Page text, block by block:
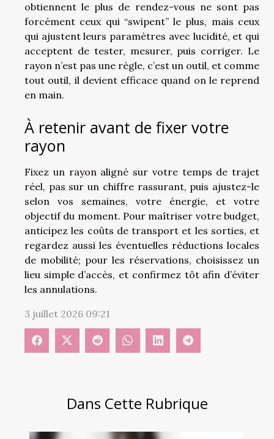
Dans Cette Rubrique
obtiennent le plus de rendez-vous ne sont pas
forcément ceux qui “swipent” le plus, mais ceux
qui ajustent leurs paramètres avec lucidité, et qui
acceptent de tester, mesurer, puis corriger. Le
rayon n’est pas une règle, c’est un outil, et comme
tout outil, il devient efficace quand on le reprend
en main.
À retenir avant de fixer votre
rayon
Fixez un rayon aligné sur votre temps de trajet
réel, pas sur un chiffre rassurant, puis ajustez-le
selon vos semaines, votre énergie, et votre
objectif du moment. Pour maîtriser votre budget,
anticipez les coûts de transport et les sorties, et
regardez aussi les éventuelles réductions locales
de mobilité; pour les réservations, choisissez un
lieu simple d’accès, et confirmez tôt afin d’éviter
les annulations.
3 juillet 2026 09:21